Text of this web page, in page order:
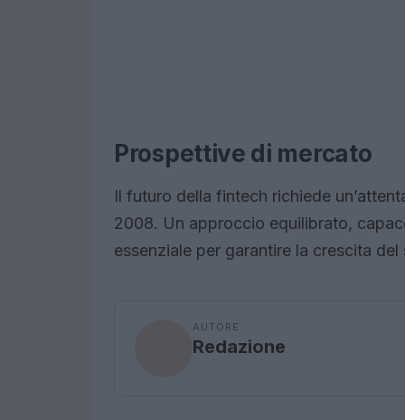
Prospettive di mercato
Il futuro della fintech richiede
2008. Un approccio equilibrato,
essenziale per garantire la crescita
AUTORE
Redazione